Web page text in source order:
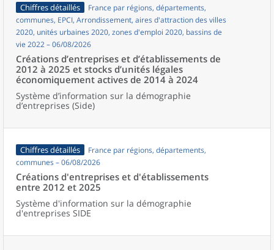
Chiffres détaillés
France par régions, départements,
communes, EPCI, Arrondissement, aires d'attraction des villes
2020, unités urbaines 2020, zones d'emploi 2020, bassins de
vie 2022 – 06/08/2026
Créations d’entreprises et d’établissements de
2012 à 2025 et stocks d’unités légales
économiquement actives de 2014 à 2024
Système d’information sur la démographie
d’entreprises (Side)
Chiffres détaillés
France par régions, départements,
communes – 06/08/2026
Créations d'entreprises et d'établissements
entre 2012 et 2025
Système d'information sur la démographie
d'entreprises SIDE